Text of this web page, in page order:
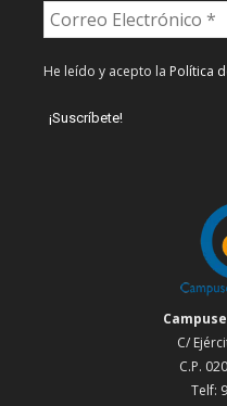
He leído y acepto la Política
C/
C.P.
Telf: